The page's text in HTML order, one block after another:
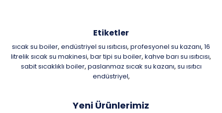
Etiketler
sıcak su boiler, endüstriyel su ısıtıcısı, profesyonel su kazanı, 16
litrelik sıcak su makinesi, bar tipi su boiler, kahve barı su ısıtıcısı,
sabit sıcaklıklı boiler, paslanmaz sıcak su kazanı, su ısıtıcı
endüstriyel,
Yeni Ürünlerimiz